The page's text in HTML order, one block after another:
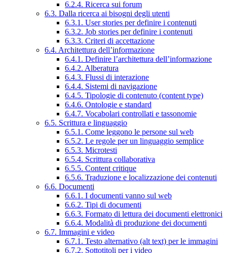
6.2.4. Ricerca sui forum
6.3. Dalla ricerca ai bisogni degli utenti
6.3.1. User stories per definire i contenuti
6.3.2. Job stories per definire i contenuti
6.3.3. Criteri di accettazione
6.4. Architettura dell’informazione
6.4.1. Definire l’architettura dell’informazione
6.4.2. Alberatura
6.4.3. Flussi di interazione
6.4.4. Sistemi di navigazione
6.4.5. Tipologie di contenuto (content type)
6.4.6. Ontologie e standard
6.4.7. Vocabolari controllati e tassonomie
6.5. Scrittura e linguaggio
6.5.1. Come leggono le persone sul web
6.5.2. Le regole per un linguaggio semplice
6.5.3. Microtesti
6.5.4. Scrittura collaborativa
6.5.5. Content critique
6.5.6. Traduzione e localizzazione dei contenuti
6.6. Documenti
6.6.1. I documenti vanno sul web
6.6.2. Tipi di documenti
6.6.3. Formato di lettura dei documenti elettronici
6.6.4. Modalità di produzione dei documenti
6.7. Immagini e video
6.7.1. Testo alternativo (alt text) per le immagini
6.7.2. Sottotitoli per i video